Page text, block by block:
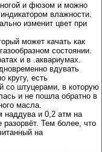
ногой и фюзом и можно
влажности.
изменит цвет при
может качать как
состоянии.
и в .аквариумах.
вдувать
кругу, есть
со штуцерами, в которую
и не пошла обратно в
масла.
наддува и 0,2 атм на
Тем более, что
на